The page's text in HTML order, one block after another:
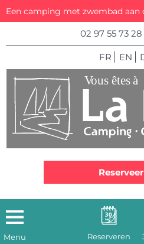
02 97 55 73 28
FR EN
Reserveren
Menu